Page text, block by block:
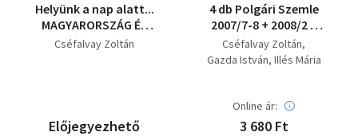
Helyünk a nap alatt...
MAGYARORSZÁG ÉS
BUDAPEST A
Cséfalvay Zoltán
Előjegyezhető
4 db Polgári Szemle
2007/7-8 + 2008/2 +
2008/3 + 2010/2.
számok
Cséfalvay Zoltán
Gazda István Illés Mária
Online ár:
3 680 Ft